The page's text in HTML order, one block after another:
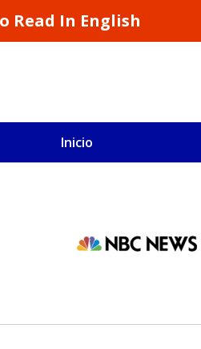
Read In English
Inicio